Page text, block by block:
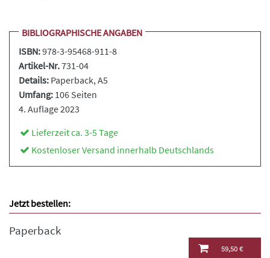
BIBLIOGRAPHISCHE ANGABEN
ISBN:978-3-95468-911-8
Artikel-Nr.731-04
Details: Paperback, A5
Umfang: 106 Seiten
4. Auflage 2023
Lieferzeit ca. 3-5 Tage
Kostenloser Versand innerhalb Deutschlands
Jetzt bestellen:
Paperback
59,50 €